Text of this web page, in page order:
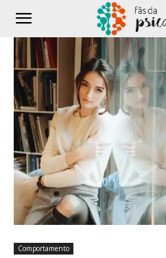
Comportamento